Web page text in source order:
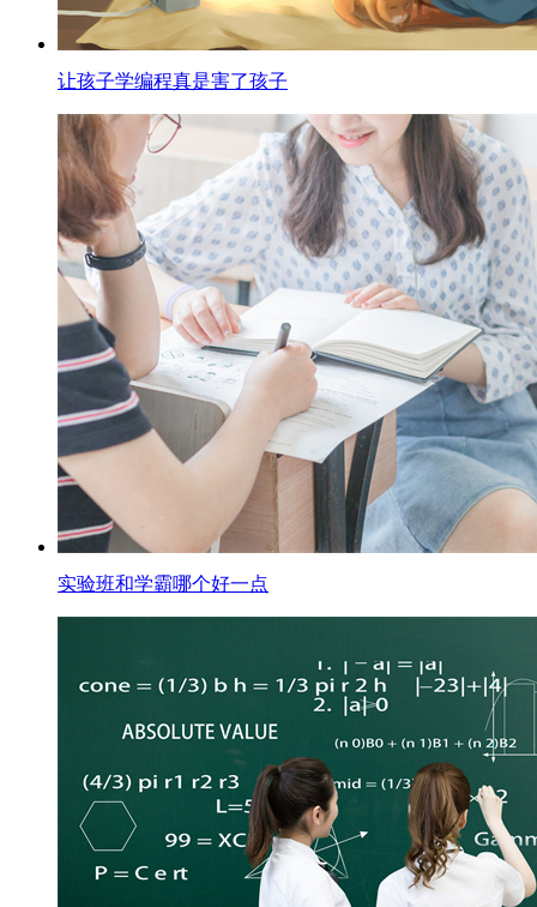
让孩子学编程真是害了孩子
实验班和学霸哪个好一点